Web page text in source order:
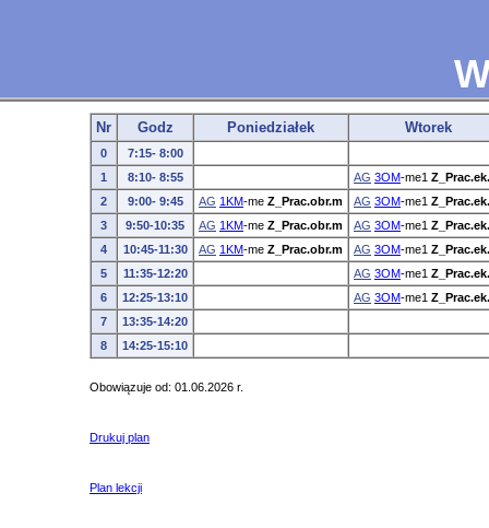
Nr Godz Poniedziałek Wtorek
0
7:15- 8:00
1
8:10- 8:55 AG 3OM-me1
2
9:00- 9:45 AG 1KM-me Z_Prac.obr.m AG 3OM-me1
3
9:50-10:35 AG 1KM-me Z_Prac.obr.m AG 3OM-me1
4
10:45-11:30 AG 1KM-me Z_Prac.obr.m AG 3OM-me1
5
11:35-12:20 AG 3OM-me1
6
12:25-13:10 AG 3OM-me1
7
13:35-14:20
8
14:25-15:10
Obowiązuje od: 01.06.2026 r.
Drukuj plan
Plan lekcji